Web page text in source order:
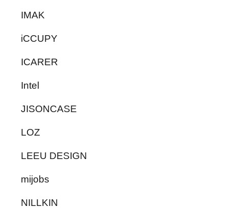
IMAK
iCCUPY
ICARER
Intel
JISONCASE
LOZ
LEEU DESIGN
mijobs
NILLKIN